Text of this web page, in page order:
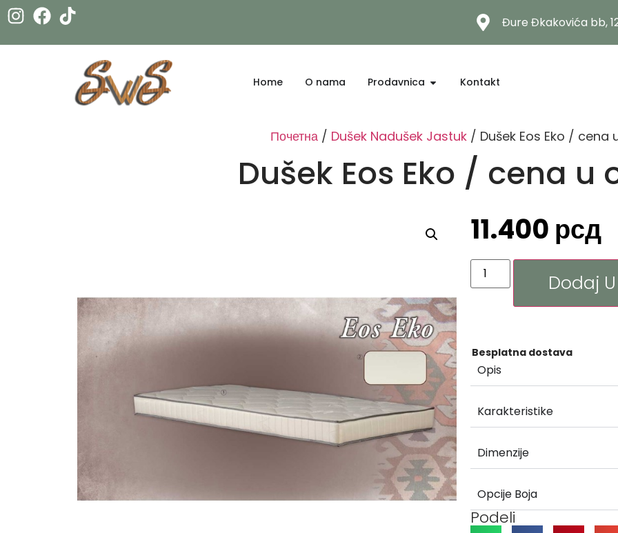
Đure Đkakovića bb,
Home O nama Prodavnica Kontakt
Почетна/ Dušek Nadušek Jastuk/ Dušek Eos Eko / cena
Dušek Eos Eko / cena u
11.400 рсд
Dodaj
Besplatna dostava
Opis
Karakteristike
Dimenzije
Opcije Boja
Podeli